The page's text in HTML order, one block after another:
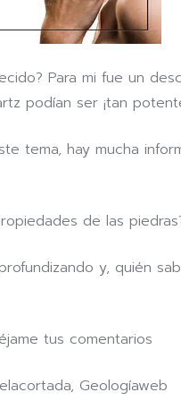
Para mi fue un
podían ser ¡tan
tema, hay mucha
de las
y, quién
tus comentarios
Geologíaweb